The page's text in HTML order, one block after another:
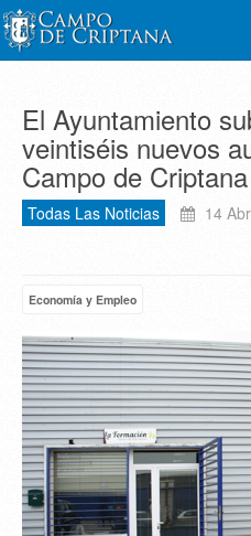
El Ayuntamiento
veintiséis nuevos
Campo de Criptana
Todas Las Noticias 14
Economía y Empleo